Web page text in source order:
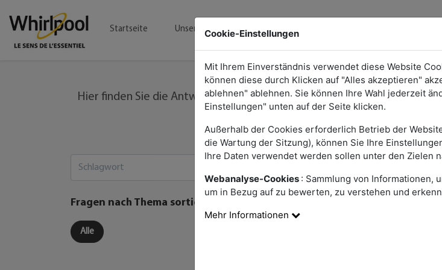
Cookie-Einstellungen
Mit Ihrem Einverständnis verwendet diese Website
können diese durch Klicken auf "Alles akzeptieren"
ablehnen" ablehnen. Sie können Ihre Wahl jederzeit
Einstellungen" unten auf der Seite klicken.
Außerhalb der Cookies erforderlich Betrieb der
die Wartung der Sitzung), können Sie Ihre
Ihre Daten verwendet werden sollen unter den Zielen
Webanalyse-Cookies : Sammlung von Informationen,
um in Bezug auf zu bewerten, zu verstehen und
Mehr Informationen
Startseite Unsere Sonderangebote Ihre Teilnahme verfolgen
Hier finden Sie die Antworten auf die häufigsten Fragen zu unserer
Fragen nach Thema sortieren
Alle